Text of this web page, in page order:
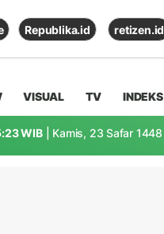
Republika.id retizen.id
VISUAL TV INDEKS
WIB | Kamis, 23 Safar 1448